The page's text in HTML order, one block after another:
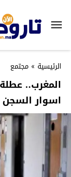
الرئيسية » مجتمع
المغرب..
اسوار السجن